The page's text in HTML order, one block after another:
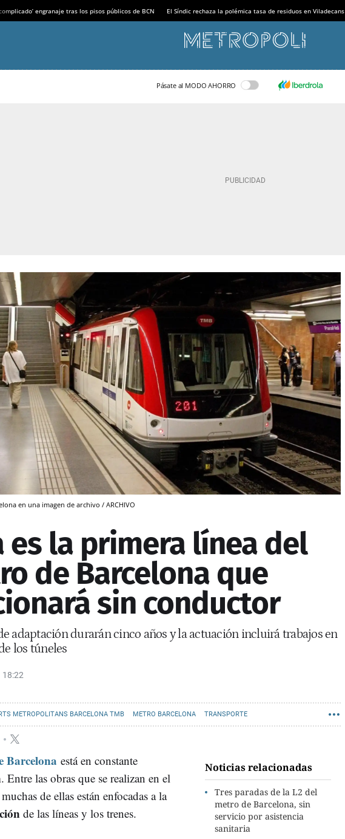
engranaje tras los pisos públicos de BCN El Síndic rechaza la polémica tasa de residuos en Viladecans
Pásate al MODO AHORRO
en una imagen de archivo / ARCHIVO
es la primera línea del
de Barcelona que
sin conductor
adaptación durarán cinco años y la actuación incluirá trabajos en
los túneles
18:22
METROPOLITANS BARCELONA TMB METRO BARCELONA TRANSPORTE
Noticias relacionadas
Tres paradas de la L2 del
metro de Barcelona, sin
servicio por asistencia
sanitaria
Barcelona está en constante
. Entre las obras que se realizan en el
de ellas están enfocadas a la
de las líneas y los trenes.